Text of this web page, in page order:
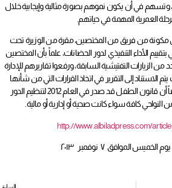
في أن يكون نموهم بصورة مثالية وإيجابية خلال
العمرية المهمة في حياتهم.
مكونة من فريق من المختصين، مقرة من الوزيرة تحت
الأداء التنفيذي لدور الحضانات، علماً بأن المختصين
من الزيارات التفتيشية السابقة، ورفعوا تقاريرهم للإدارة
الاستناد إلى التقرير في اتخاذ القرارات التي من شأنها
تطوير الحضانات، كما ويذكر أيضاً أن قانون الطفل قد صدر في العام 2012 لتنظيم الدور
النواحي كافة سواء كانت صحية أو إدارية أو مالية.
http://www.albiladpress.com/
الخميس الموافق ٧ نوفمبر ٢٠١٣